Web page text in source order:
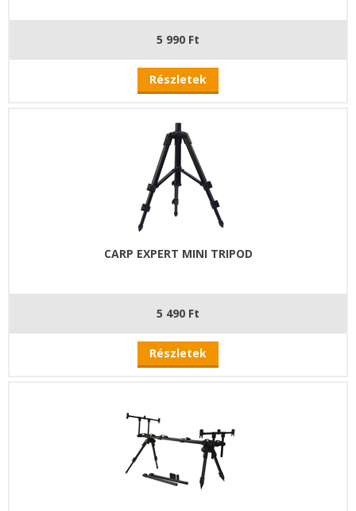
5 990 Ft
Részletek
CARP EXPERT MINI TRIPOD
5 490 Ft
Részletek